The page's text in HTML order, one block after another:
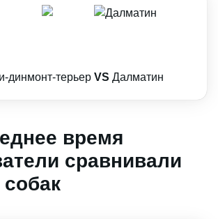
динмонт-терьер VS Далматин
время
сравнивали